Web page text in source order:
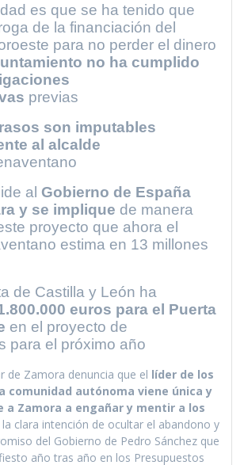
es que se ha tenido que
de la financiación del
para no perder el dinero
no ha cumplido
previas
son imputables
al alcalde
al Gobierno de España
y se implique de manera
proyecto que ahora el
estima en 13 millones
Castilla y León ha
euros para el Puerta
en el proyecto de
para el próximo año
de Zamora denuncia que el líder de los
comunidad autónoma viene única y
a Zamora a engañar y mentir a los
la clara intención de ocultar el abandono y
del Gobierno de Pedro Sánchez que
año tras año en los Presupuestos